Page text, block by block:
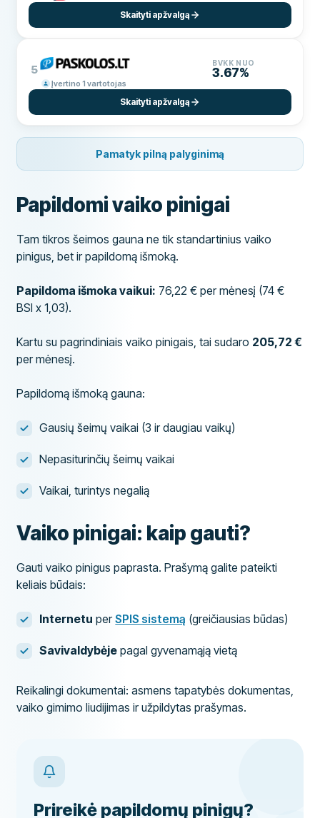
Skaityti apžvalgą
5
Įvertino 1 vartotojas
BVKK NUO
3.67%
Skaityti apžvalgą
Pamatyk pilną palyginimą
Papildomi vaiko pinigai
Tam tikros šeimos gauna ne tik standartinius vaiko
pinigus, bet ir papildomą išmoką.
Papildoma išmoka vaikui: 76,22 € per mėnesį (74 €
BSI x 1,03).
Kartu su pagrindiniais vaiko pinigais, tai sudaro 205,72 €
per mėnesį.
Papildomą išmoką gauna:
Gausių šeimų vaikai (3 ir daugiau vaikų)
Nepasiturinčių šeimų vaikai
Vaikai, turintys negalią
Vaiko pinigai: kaip gauti?
Gauti vaiko pinigus paprasta. Prašymą galite pateikti
keliais būdais:
Internetu perSPIS sistemą (greičiausias būdas)
Savivaldybėje pagal gyvenamąją vietą
Reikalingi dokumentai: asmens tapatybės dokumentas,
vaiko gimimo liudijimas ir užpildytas prašymas.
Prireikė papildomų pinigų?